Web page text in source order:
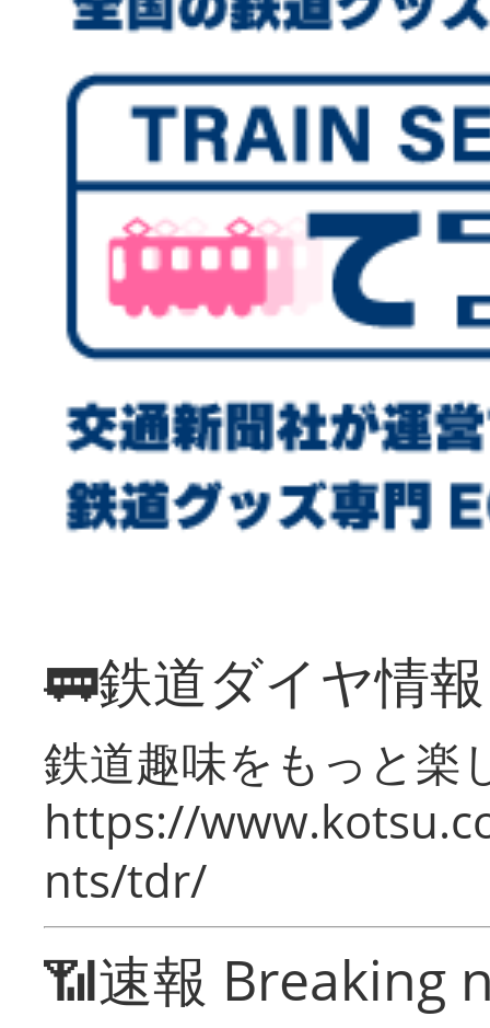
🚃鉄道ダイヤ情
鉄道趣味をもっと楽
https://
nts/tdr/
📶速報 Breaking